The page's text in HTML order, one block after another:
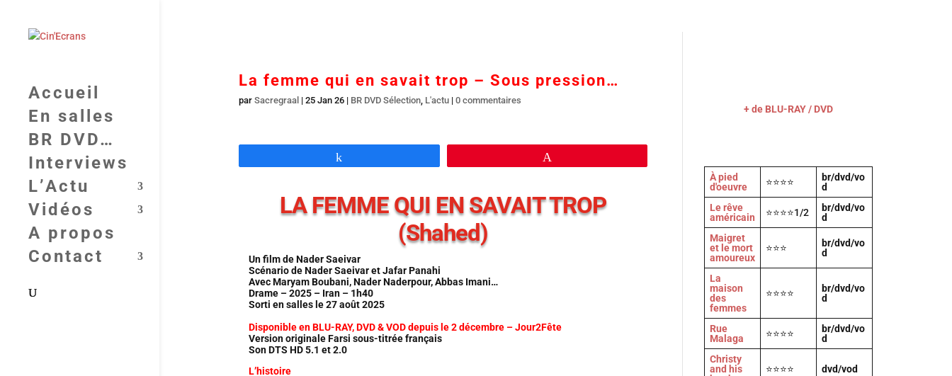
Accueil
En salles
BR DVD…
Interviews
L’Actu
Vidéos
A propos
Contact
La femme qui en savait trop – Sous pression…
par Sacregraal | 25 Jan 26| BR DVD Sélection, L'actu| 0 commentaires
LA FEMME QUI EN SAVAIT TROP
(Shahed)
Un film de Nader Saeivar
Scénario de Nader Saeivar et Jafar Panahi
Avec Maryam Boubani, Nader Naderpour, Abbas Imani…
Drame – 2025 – Iran – 1h40
Sorti en salles le 27 août 2025
Disponible en BLU-RAY, DVD & VOD depuis le 2 décembre –Jour2Fête
Version originale Farsi sous-titrée français
Son DTS HD 5.1 et 2.0
L’histoire
+ de BLU-RAY / DVD
À pied
d'oeuvre
⭐⭐⭐⭐
br/dvd/vo
d
Le rêve
américain
⭐⭐⭐⭐1/2
br/dvd/vo
d
Maigret
et le mort
amoureux
⭐⭐⭐
br/dvd/vo
d
La
maison
des
femmes
⭐⭐⭐⭐
br/dvd/vo
d
Rue
Malaga
⭐⭐⭐⭐
br/dvd/vo
d
Christy
and his
⭐⭐⭐⭐ dvd/vod